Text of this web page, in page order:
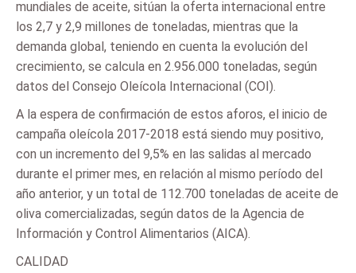
mundiales de aceite, sitúan la oferta internacional entre
los 2,7 y 2,9 millones de toneladas, mientras que la
demanda global, teniendo en cuenta la evolución del
crecimiento, se calcula en 2.956.000 toneladas, según
datos del Consejo Oleícola Internacional (COI).
A la espera de confirmación de estos aforos, el inicio de
campaña oleícola 2017-2018 está siendo muy positivo,
con un incremento del 9,5% en las salidas al mercado
durante el primer mes, en relación al mismo período del
año anterior, y un total de 112.700 toneladas de aceite de
oliva comercializadas, según datos de la Agencia de
Información y Control Alimentarios (AICA).
CALIDAD